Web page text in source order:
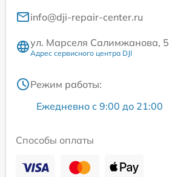
info@dji-repair-center.ru
ул. Марселя Салимжанова, 5
Адрес сервисного центра DJI
Режим работы:
Ежедневно с 9:00 до 21:00
Способы оплаты